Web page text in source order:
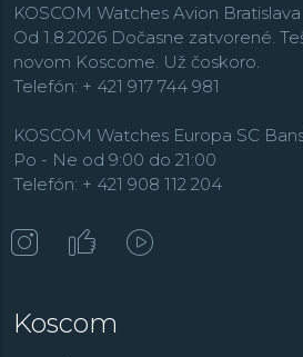
KOSCOM Watches Avion Bratislava
Od 1.8.2026 Dočasne zatvorené.
novom Koscome. Už čoskoro.
Telefón: + 421 917 744 981
KOSCOM Watches Europa SC
Po - Ne od 9:00 do 21:00
Telefón: + 421 908 112 204
Koscom